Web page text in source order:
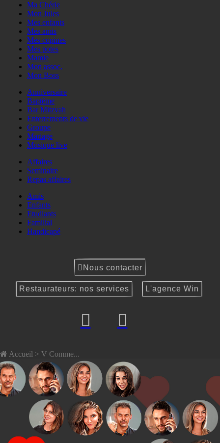
Ma Chérie
Mon Jules
Mes enfants
Mes amis
Mes copines
Mes potes
Mamie
Mon assoc.
Mon Boss
Anniversaire
Baptême
Bar Mitzvah
Enterrements de vie
Groupe
Mariage
Musique live
Affaires
Seminaire
Repas affaires
Amis
Enfants
Etudiants
Familial
Handicapé
Nous contacter
Restaurateurs: nos services L'agence Win
Accueil > V Comme...